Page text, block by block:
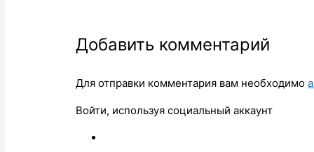
Добавить комментарий
Для отправки комментария вам необходимо
Войти, используя социальный аккаунт